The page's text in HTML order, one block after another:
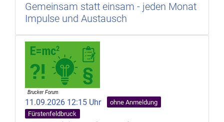
Gemeinsam statt einsam - jeden Monat
Impulse und Austausch
11.09.2026 12:15 Uhr
ohne Anmeldung
Fürstenfeldbruck